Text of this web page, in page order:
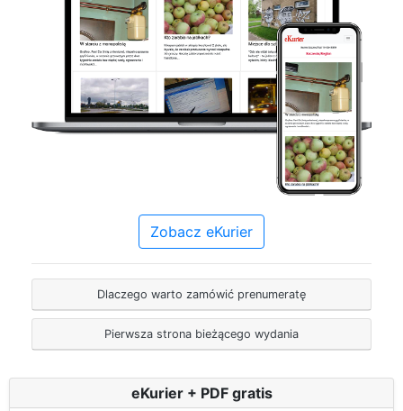
Zobacz eKurier
Dlaczego warto zamówić prenumeratę
Pierwsza strona bieżącego wydania
eKurier + PDF gratis